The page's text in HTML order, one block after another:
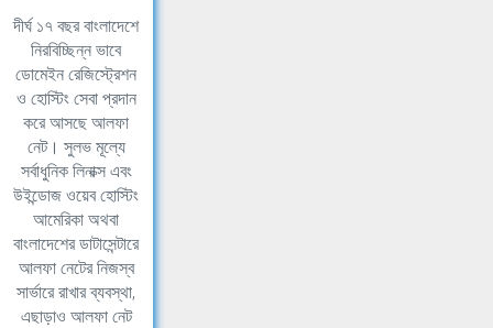
দীর্ঘ ১৭ বছর বাংলাদেশে
নিরবিচ্ছিন্ন ভাবে
ডোমেইন রেজিস্ট্রেশন
ও হোস্টিং সেবা প্রদান
করে আসছে আলফা
নেট। সুলভ মূল্যে
সর্বাধুনিক লিনাক্স এবং
উইন্ডোজ ওয়েব হোস্টিং
আমেরিকা অথবা
বাংলাদেশের ডাটাসেন্টারে
আলফা নেটের নিজস্ব
সার্ভারে রাখার ব্যবস্থা,
এছাড়াও আলফা নেট